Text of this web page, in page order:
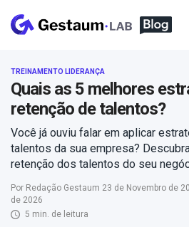
TREINAMENTO LIDERANÇA
Quais as 5 melhores
retenção de talentos?
Você já ouviu falar em aplicar
talentos da sua empresa?
retenção dos talentos do seu
Por Redação Gestaum 23 de Novembro de
de 2026
5 min. de leitura